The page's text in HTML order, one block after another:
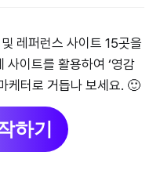
레퍼런스 사이트 15곳을
사이트를 활용하여 ‘영감
케터로 거듭나 보세요. 🙂
하기